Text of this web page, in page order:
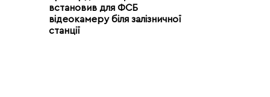
встановив для ФСБ
відеокамеру біля залізничної
станції